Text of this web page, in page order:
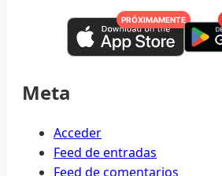
PRÓXIMAMENTE
Meta
Acceder
Feed de entradas
Feed de comentarios